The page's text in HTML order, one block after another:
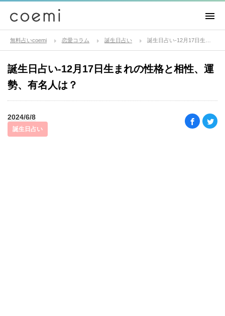
無料占いcoemi 恋愛コラム 誕生日占い
誕生日占い-12月17日生まれの性格と相性、運
勢、有名人は？
2024/6/8
誕生日占い